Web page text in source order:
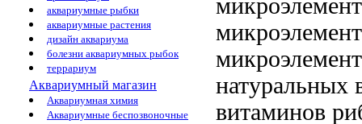
аквариумные рыбки
аквариумные растения
дизайн аквариума
болезни аквариумных рыбок
террариум
Аквариумный магазин
Аквариумная химия
Аквариумные беспозвоночные
натуральных
витаминов